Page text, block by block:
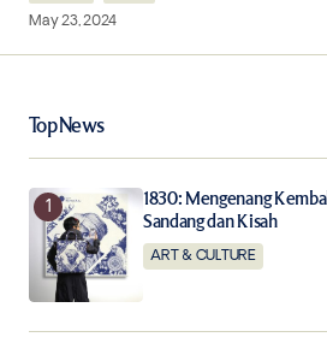
Save my name, email, and
the next time I comment.
May 23, 2024
Top News
1830: Mengenang
Sandang dan Kisah
ART & CULTURE